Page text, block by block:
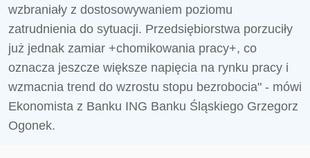
wzbraniały z dostosowywaniem poziomu
zatrudnienia do sytuacji. Przedsiębiorstwa porzuciły
już jednak zamiar +chomikowania pracy+, co
oznacza jeszcze większe napięcia na rynku pracy i
wzmacnia trend do wzrostu stopu bezrobocia" - mówi
Ekonomista z Banku ING Banku Śląskiego Grzegorz
Ogonek.